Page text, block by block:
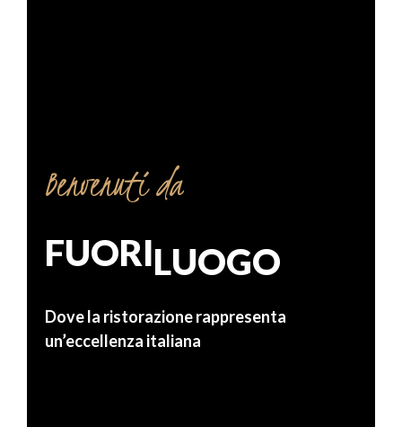
Benvenuti da
FUORILUOGO
un’eccellenza italiana